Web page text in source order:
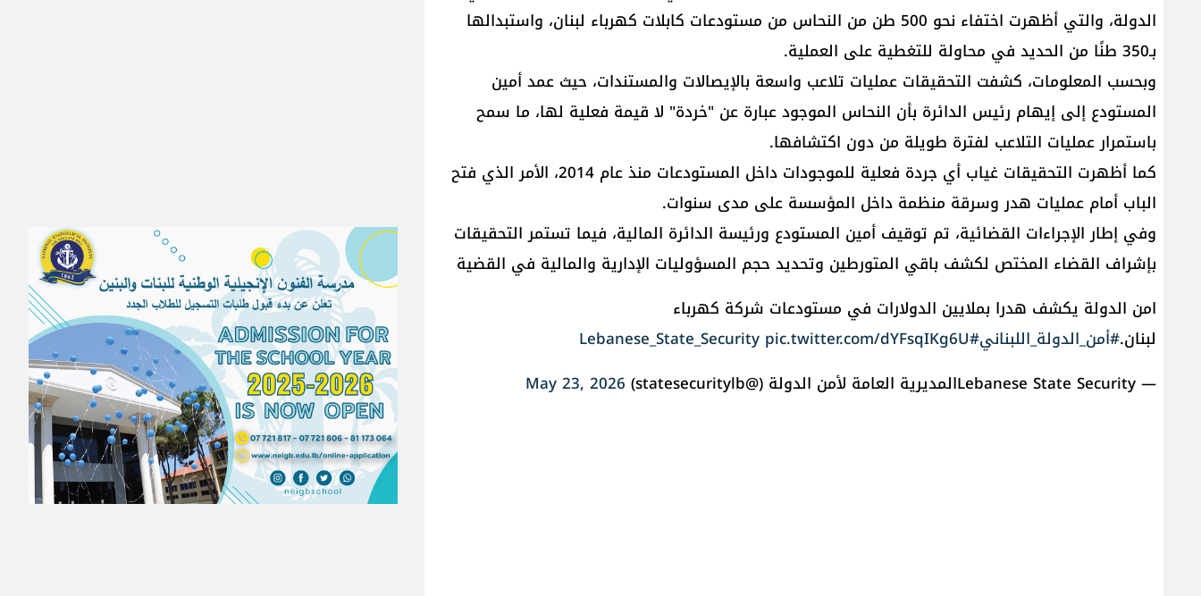
الدولة، والتي أظهرت اختفاء نحو 500 طن من النحاس من مستودعات كابلات كهرباء لبنان، واستبدالها
بـ350 طنًا من الحديد في محاولة للتغطية على العملية.
وبحسب المعلومات، كشفت التحقيقات عمليات تلاعب واسعة بالإيصالات والمستندات، حيث عمد أمين
المستودع إلى إيهام رئيس الدائرة بأن النحاس الموجود عبارة عن "خردة" لا قيمة فعلية لها، ما سمح
باستمرار عمليات التلاعب لفترة طويلة من دون اكتشافها.
كما أظهرت التحقيقات غياب أي جردة فعلية للموجودات داخل المستودعات منذ عام 2014، الأمر الذي فتح
الباب أمام عمليات هدر وسرقة منظمة داخل المؤسسة على مدى سنوات.
وفي إطار الإجراءات القضائية، تم توقيف أمين المستودع ورئيسة الدائرة المالية، فيما تستمر التحقيقات
بإشراف القضاء المختص لكشف باقي المتورطين وتحديد حجم المسؤوليات الإدارية والمالية في القضية
امن الدولة يكشف هدرا بملايين الدولارات في مستودعات شركة كهرباء
لبنان.#أمن_الدولة_اللبناني#Lebanese_State_Security
pic.twitter.com/dYFsqIKg6U
— Lebanese State Securityالمديرية العامة لأمن الدولة (@statesecuritylb)
May 23, 2026